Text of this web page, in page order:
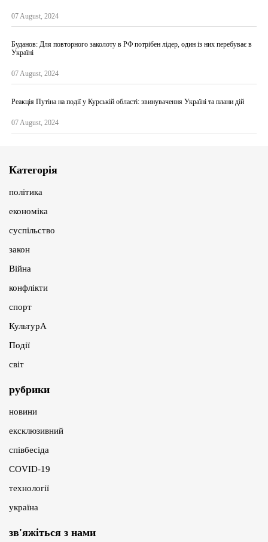
07 August, 2024
Буданов: Для повторного заколоту в РФ потрібен лідер, один із них перебуває в
Україні
07 August, 2024
Реакція Путіна на події у Курській області: звинувачення Україні та плани дій
07 August, 2024
Категорія
політика
економіка
суспільство
закон
Війна
конфлікти
спорт
КультурА
Події
світ
рубрики
новини
ексклюзивний
співбесіда
COVID-19
технології
україна
зв'яжіться з нами